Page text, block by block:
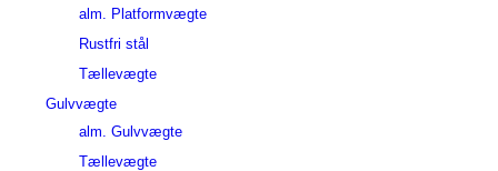
alm. Platformvægte
Rustfri stål
Tællevægte
Gulvvægte
alm. Gulvvægte
Tællevægte